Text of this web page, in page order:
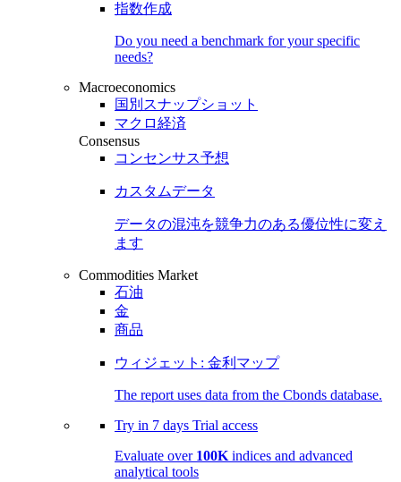
指数作成
Do you need a benchmark for your specific
needs?
Macroeconomics
国別スナップショット
マクロ経済
Consensus
コンセンサス予想
カスタムデータ
データの混沌を競争力のある優位性に変え
ます
Commodities Market
石油
金
商品
ウィジェット: 金利マップ
The report uses data from the Cbonds database.
Try in 7 days Trial access
Evaluate over 100K indices and advanced
analytical tools